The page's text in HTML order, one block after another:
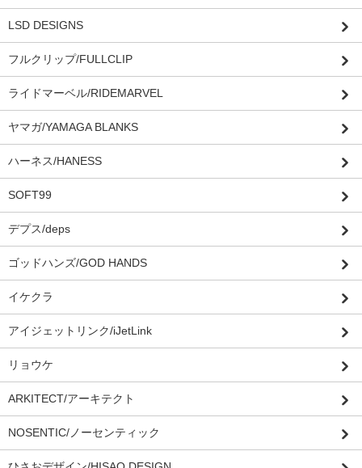
LSD DESIGNS
フルクリップ/FULLCLIP
ライドマーベル/RIDEMARVEL
ヤマガ/YAMAGA BLANKS
ハーネス/HANESS
SOFT99
デプス/deps
ゴッドハンズ/GOD HANDS
イケクラ
アイジェットリンク/iJetLink
リョウケ
ARKITECT/アーキテクト
NOSENTIC/ノーセンティック